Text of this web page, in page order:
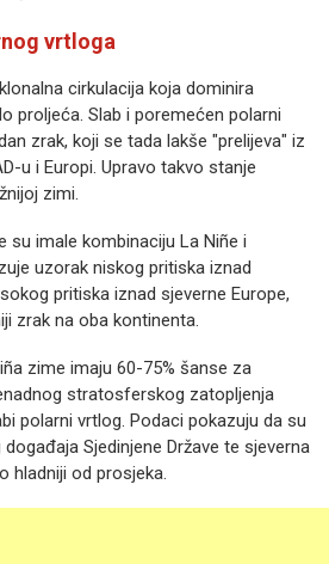
vrtloga
cirkulacija koja dominira
proljeća. Slab i poremećen polarni
zrak, koji se tada lakše "prelijeva" iz
u i Europi. Upravo takvo stanje
zimi.
su imale kombinaciju La Niñe i
uzorak niskog pritiska iznad
pritiska iznad sjeverne Europe,
zrak na oba kontinenta.
zime imaju 60-75% šanse za
stratosferskog zatopljenja
polarni vrtlog. Podaci pokazuju da su
Sjedinjene Države te sjeverna
hladniji od prosjeka.